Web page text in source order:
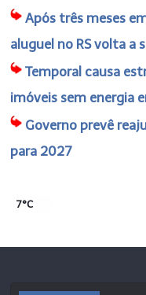
Após três meses
aluguel no RS volta a
Temporal causa
imóveis sem energia
Governo prevê
para 2027
7°C